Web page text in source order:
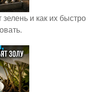
и как их быстро